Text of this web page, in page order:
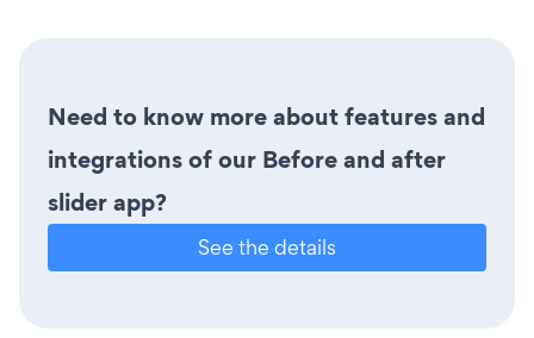
Need to know more about features and
integrations of our Before and after
slider app?
See the details